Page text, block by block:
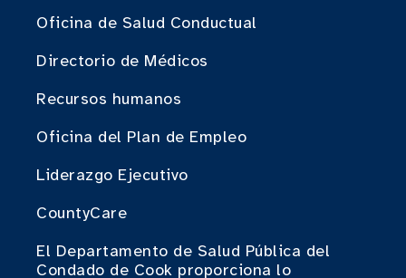
Oficina de Salud Conductual
Directorio de Médicos
Recursos humanos
Oficina del Plan de Empleo
Liderazgo Ejecutivo
CountyCare
El Departamento de Salud Pública del
Condado de Cook proporciona lo